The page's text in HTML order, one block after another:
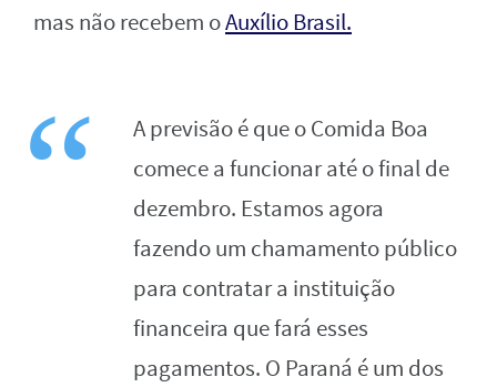
mas não recebem oAuxílio Brasil.
A previsão é que o Comida Boa
comece a funcionar até o final de
dezembro. Estamos agora
fazendo um chamamento público
para contratar a instituição
financeira que fará esses
pagamentos. O Paraná é um dos